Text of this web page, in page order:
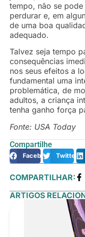
tempo, não se
perdurar e, em
de uma boa
adequado.
Talvez seja tempo
consequências
nos seus efeitos a
fundamental uma
problemática, de
adultos, a criança
tenha ganho força
Fonte: USA Today
Compartilhe
Facebook Twitter
COMPARTILHAR:
ARTIGOS